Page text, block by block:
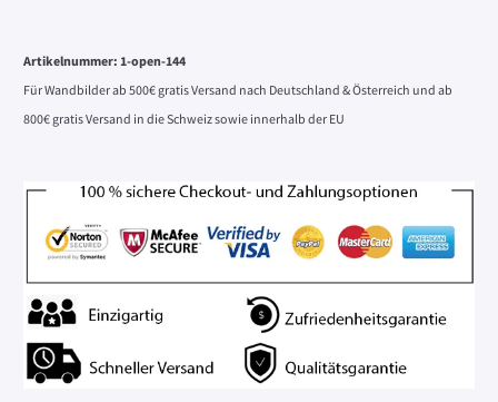
Artikelnummer: 1-open-144
Für Wandbilder ab 500€ gratis Versand nach Deutschland & Österreich und ab
800€ gratis Versand in die Schweiz sowie innerhalb der EU